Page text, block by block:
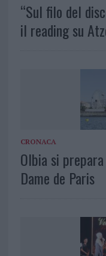
“Sul filo del
il reading su
CRONACA
Olbia si
Dame de Paris